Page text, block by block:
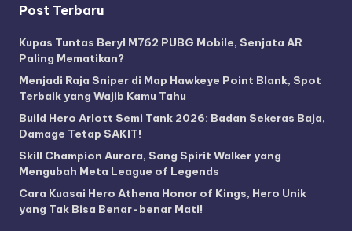
Post Terbaru
Kupas Tuntas Beryl M762 PUBG Mobile, Senjata AR
Paling Mematikan?
Menjadi Raja Sniper di Map Hawkeye Point Blank, Spot
Terbaik yang Wajib Kamu Tahu
Build Hero Arlott Semi Tank 2026: Badan Sekeras Baja,
Damage Tetap SAKIT!
Skill Champion Aurora, Sang Spirit Walker yang
Mengubah Meta League of Legends
Cara Kuasai Hero Athena Honor of Kings, Hero Unik
yang Tak Bisa Benar-benar Mati!